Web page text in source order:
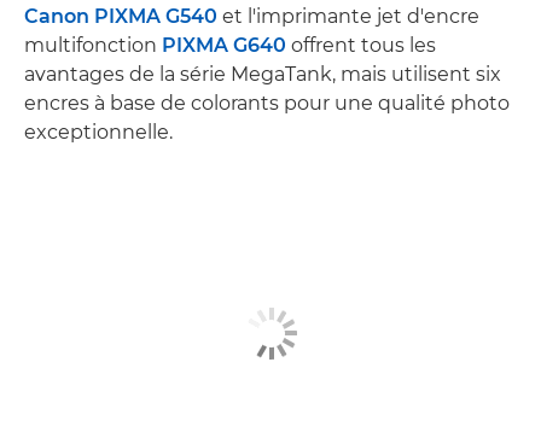
Canon PIXMA G540 et l'imprimante jet d'encre
multifonction PIXMA G640 offrent tous les
avantages de la série MegaTank, mais utilisent six
encres à base de colorants pour une qualité photo
exceptionnelle.